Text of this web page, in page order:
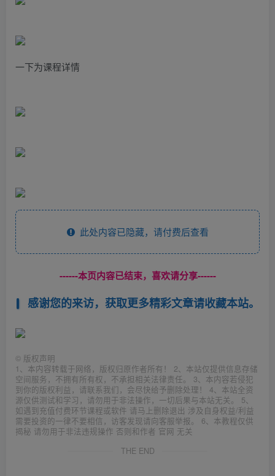
一下为课程详情
此处内容已隐藏，请付费后查看
------本页内容已结束，喜欢请分享------
感谢您的来访，获取更多精彩文章请收藏本站。
© 版权声明
1、本内容转载于网络，版权归原作者所有！ 2、本站仅提供信息存储
空间服务，不拥有所有权，不承担相关法律责任。 3、本内容若侵犯
到你的版权利益，请联系我们，会尽快给予删除处理！ 4、本站全资
源仅供测试和学习，请勿用于非法操作，一切后果与本站无关。 5、
如遇到充值付费环节课程或软件 请马上删除退出 涉及自身权益/利益
需要投资的一律不要相信，访客发现请向客服举报。 6、本教程仅供
揭秘 请勿用于非法违规操作 否则和作者 官网 无关
THE END